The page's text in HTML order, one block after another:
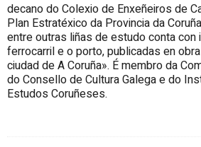
decano do Colexio de Enxeñeiros de
Plan Estratéxico da Provincia da
entre outras liñas de estudo conta
ferrocarril e o porto, publicadas en
ciudad de A Coruña». É membro da
do Consello de Cultura Galega e do
Estudos Coruñeses.